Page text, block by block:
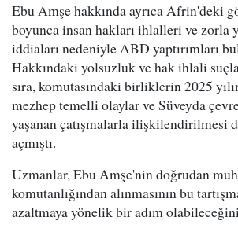
Ebu Amşe hakkında ayrıca Afrin'deki
boyunca insan hakları ihlalleri ve zorla
iddiaları nedeniyle ABD yaptırımları
Hakkındaki yolsuzluk ve hak ihlali
sıra, komutasındaki birliklerin 2025
mezhep temelli olaylar ve Süveyda
yaşanan çatışmalarla ilişkilendirilmesi
açmıştı.
Uzmanlar, Ebu Amşe'nin doğrudan
komutanlığından alınmasının bu
azaltmaya yönelik bir adım